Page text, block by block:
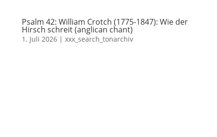
Psalm 42: William Crotch (1775-1847): Wie der
Hirsch schreit (anglican chant)
1. Juli 2026| xxx_search_tonarchiv